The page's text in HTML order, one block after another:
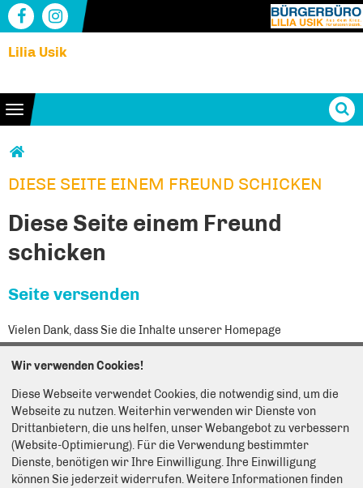
Lilia Usik
Toggle navigation
Sie sind hier
DIESE SEITE EINEM FREUND SCHICKEN
DIESE SEITE EINEM FREUND SCHICKEN
Diese Seite einem Freund
schicken
Seite versenden
Vielen Dank, dass Sie die Inhalte unserer Homepage
weiterempfehlen.
denen Sie die Seite weiterempfehlen, zu informieren, von wem die
Empfehlung kommt, und dass es kein Spam ist.
Das mit * gekennzeichnete Feld ist ein Pflichtfeld.
Eigene E-Mail-Adresse *
Wir verwenden Cookies!
Diese Webseite verwendet Cookies, die notwendig sind, um die
Webseite zu nutzen. Weiterhin verwenden wir Dienste von
Drittanbietern, die uns helfen, unser Webangebot zu verbessern
(Website-Optimierung). Für die Verwendung bestimmter
Dienste, benötigen wir Ihre Einwilligung. Ihre Einwilligung
können Sie jederzeit widerrufen. Weitere Informationen finden